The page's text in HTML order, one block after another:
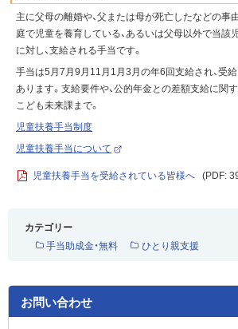
主に父母の離婚や、父または母が死亡したなどの事
庭で児童を養育している、あるいは父母以外で当該
に対し、支給される手当です。
手当は5月7月9月11月1月3月の年6回支給され、受
あります。支給要件や、公的年金との差額支給に関
こども未来課まで。
児童扶養手当制度
児童扶養手当について
部
児童扶養手当を受給されている皆様へ (PDF:
カテゴリー
手当助成金・無料
ひとり親支援
お問い合わせ